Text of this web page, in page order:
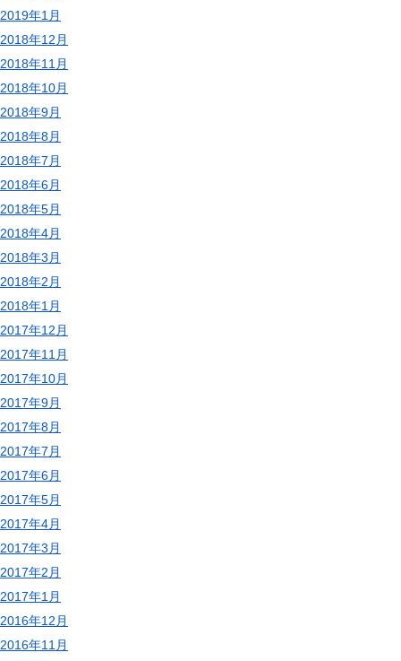
2019年1月
2018年12月
2018年11月
2018年10月
2018年9月
2018年8月
2018年7月
2018年6月
2018年5月
2018年4月
2018年3月
2018年2月
2018年1月
2017年12月
2017年11月
2017年10月
2017年9月
2017年8月
2017年7月
2017年6月
2017年5月
2017年4月
2017年3月
2017年2月
2017年1月
2016年12月
2016年11月